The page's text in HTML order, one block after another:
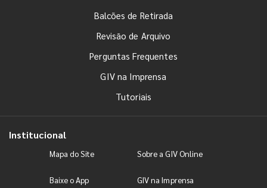
Balcões de Retirada
Revisão de Arquivo
Perguntas Frequentes
GIV na Imprensa
Tutoriais
Institucional
Mapa do Site Sobre a GIV Online
Baixe o App GIV na Imprensa